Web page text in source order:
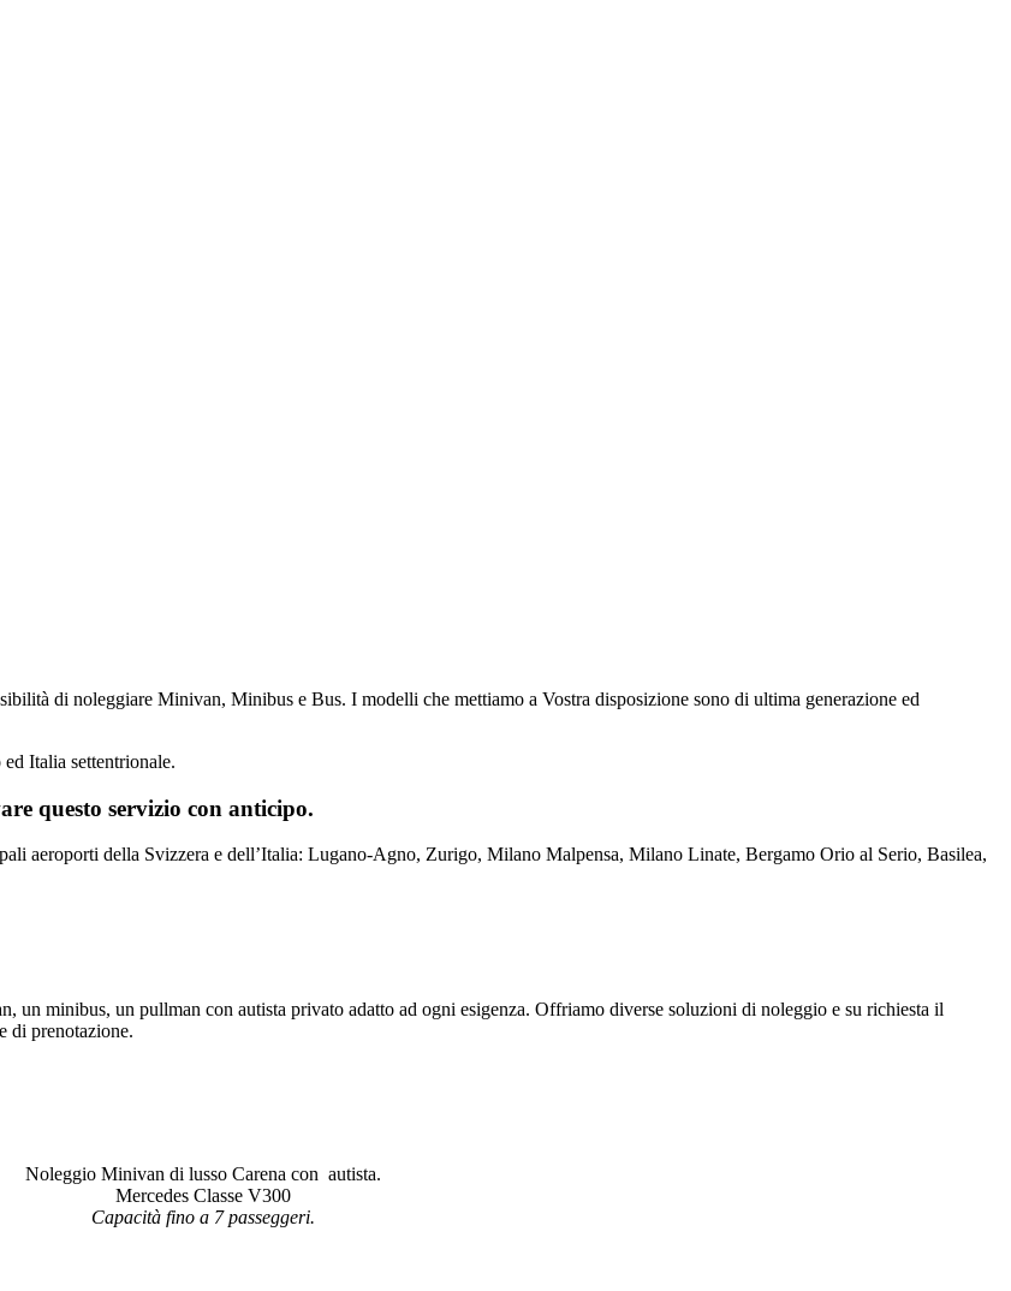
di noleggiare Minivan, Minibus e Bus. I modelli che mettiamo a Vostra disposizione sono di ultima generazione ed
Italia settentrionale.
questo servizio con anticipo.
aeroporti della Svizzera e dell’Italia: Lugano-Agno, Zurigo, Milano Malpensa, Milano Linate, Bergamo Orio al Serio, Basilea,
un minibus, un pullman con autista privato adatto ad ogni esigenza. Offriamo diverse soluzioni di noleggio e su richiesta il
di prenotazione.
Noleggio Minivan di lusso Carena con autista.
Mercedes Classe V300
Capacità fino a 7 passeggeri.